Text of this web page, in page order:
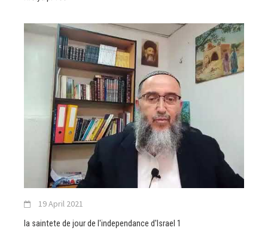
19 April 2021
la saintete de jour de l'independance d'Israel 1